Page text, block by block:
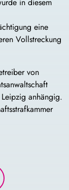
in diesem
eine
Vollstreckung
von
anhängig.